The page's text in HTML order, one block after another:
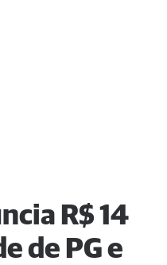
R$ 14
de PG e